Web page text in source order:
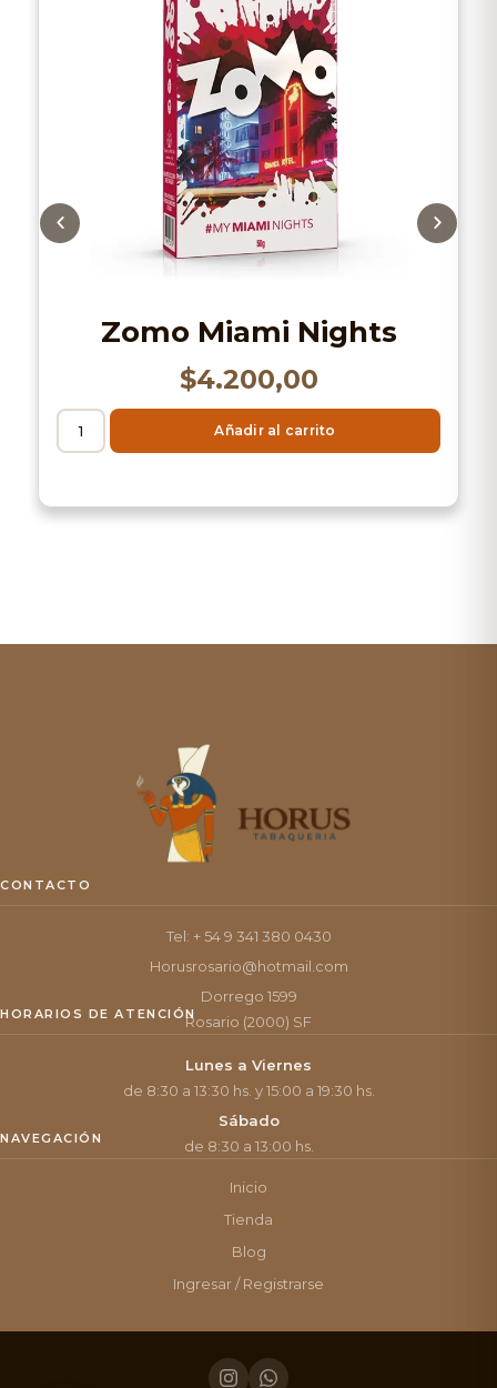
Zomo Miami Nights
$4.200,00
Añadir al carrito
CONTACTO
Tel: + 54 9 341 380 0430
Horusrosario@hotmail.com
Dorrego 1599
Rosario (2000) SF
HORARIOS DE ATENCIÓN
Lunes a Viernes
de 8:30 a 13:30 hs. y 15:00 a 19:30 hs.
Sábado
de 8:30 a 13:00 hs.
NAVEGACIÓN
Inicio
Tienda
Blog
Ingresar / Registrarse